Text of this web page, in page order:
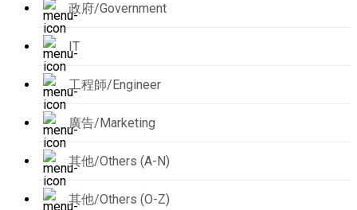
政府/Government
IT
工程師/Engineer
廣告/Marketing
其他/Others (A-N)
其他/Others (O-Z)